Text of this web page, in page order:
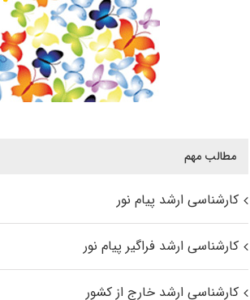
مطالب مهم
کارشناسی ارشد پیام نور
کارشناسی ارشد فراگیر پیام نور
کارشناسی ارشد خارج از کشور